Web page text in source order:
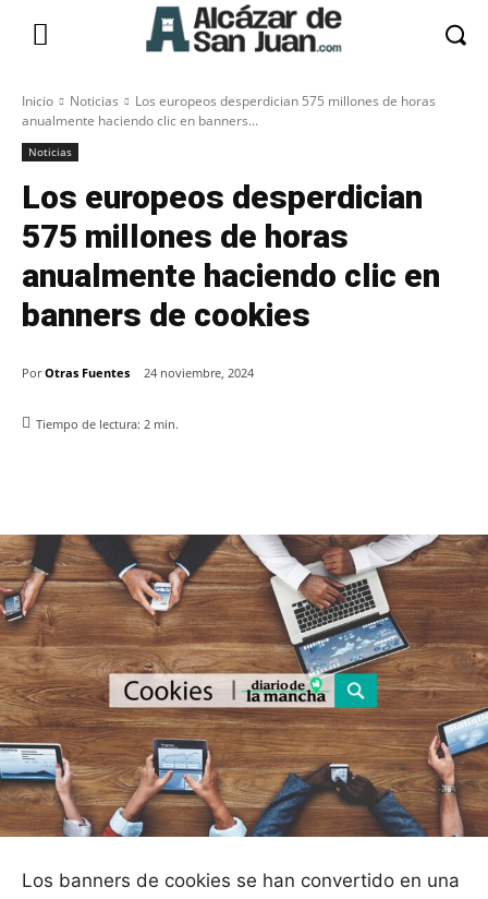
Inicio Noticias
Los europeos desperdician 575 millones de horas
anualmente haciendo clic en banners...
Noticias
Los europeos desperdician
575 millones de horas
anualmente haciendo clic en
banners de cookies
Por Otras Fuentes 24 noviembre, 2024
Tiempo de lectura: 2 min.
Los banners de cookies se han convertido en una